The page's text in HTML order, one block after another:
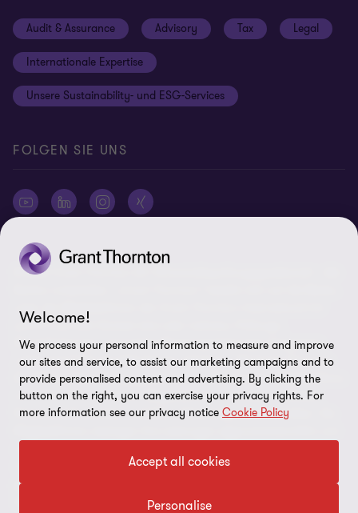
Hinweisgebersystem
Login
Newsletter Anmeldung
Informationspflichten DS-GVO
Rechtliche Hinweise
Cookie-Einstellungen
Audit & Assurance Advisory Tax Legal
Internationale Expertise
Unsere Sustainability- und ESG-Services
FOLGEN SIE UNS
© 2026 Grant Thornton AG Wirtschaftsprüfungsgesellschaft - Alle
unter der Mitgliedsfirmen der Grant Thornton International Ltd
(„GTIL“), je nach Kontext eine oder mehrere, Prüfungs-,
Steuerberatungs- und andere Beratungs-leistungen (insgesamt
„Leistungen“) für ihre Mandanten erbringen. Die Grant Thornton
AG Wirtschaftsprüfungsgesellschaft ist die deutsche Mitgliedsfirma
von GTIL. GTIL und deren Mitgliedsfirmen sind keine weltweite
Partnerschaft, sondern rechtlich selbständige Gesellschaften. Die
nicht tätige Dachorganisation erbringt GTIL keine Leistungen
gegenüber Mandanten. Sämtliche Bezeichnungen richten sich an
Welcome!
We process your personal information to measure and improve
our sites and service, to assist our marketing campaigns and to
provide personalised content and advertising. By clicking the
button on the right, you can exercise your privacy rights. For
more information see our privacy notice Cookie Policy
Accept all cookies
Personalise